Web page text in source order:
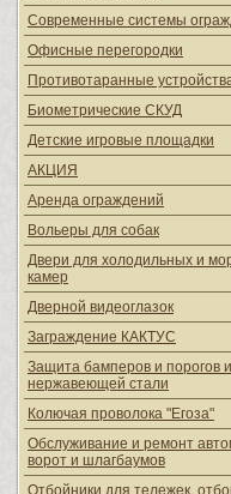
Современные системы
Офисные перегородки
Противотаранные
Биометрические СКУД
Детские игровые площадки
АКЦИЯ
Аренда ограждений
Вольеры для собак
Двери для холодильных и
камер
Дверной видеоглазок
Заграждение КАКТУС
Защита бамперов и порогов
нержавеющей стали
Колючая проволока "Егоза"
Обслуживание и ремонт
ворот и шлагбаумов
Отбойники для тележек,